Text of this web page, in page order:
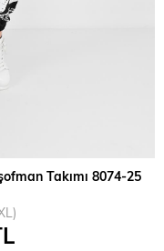
Takımı 8074-25